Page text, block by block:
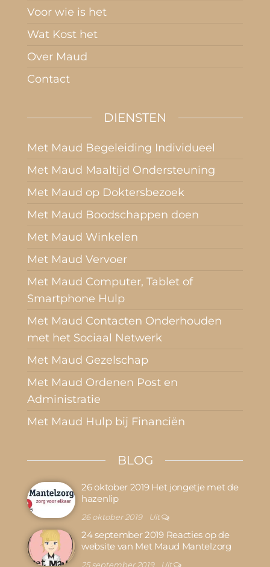
Voor wie is het
Wat Kost het
Over Maud
Contact
DIENSTEN
Met Maud Begeleiding Individueel
Met Maud Maaltijd Ondersteuning
Met Maud op Doktersbezoek
Met Maud Boodschappen doen
Met Maud Winkelen
Met Maud Vervoer
Met Maud Computer, Tablet of
Smartphone Hulp
Met Maud Contacten Onderhouden
met het Sociaal Netwerk
Met Maud Gezelschap
Met Maud Ordenen Post en
Administratie
Met Maud Hulp bij Financiën
BLOG
26 oktober 2019 Het jongetje met de
hazenlip
26 oktober 2019 Uit
24 september 2019 Reacties op de
website van Met Maud Mantelzorg
25 september 2019 Uit